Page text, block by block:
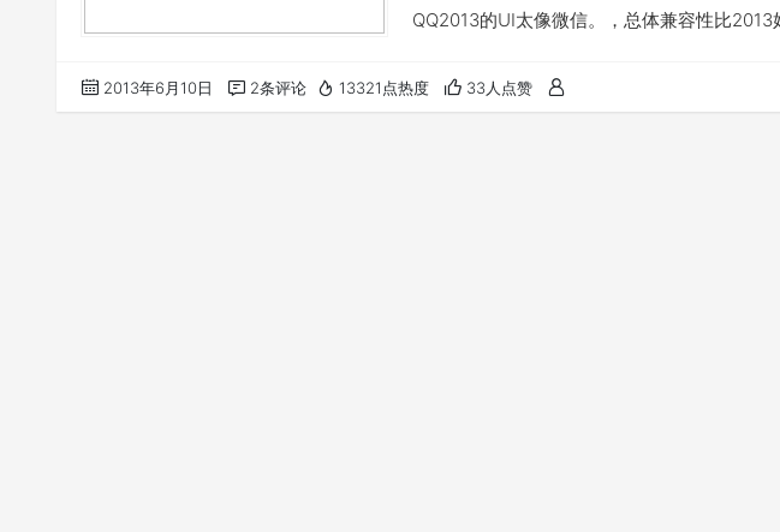
QQ2013的UI太像微信。，总体兼容性比2013
行太瞌睡了，我要睡了。
2013年6月10日 2条评论 13321点热度 33人点赞